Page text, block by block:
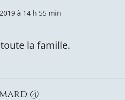
à 14 h 55 min
la famille.
@